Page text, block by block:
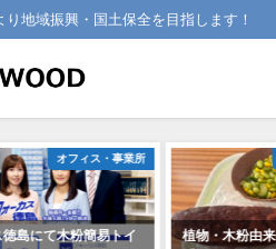
地域振興・国土保全を目指します！
オフィス・事業所
て木粉簡易トイ
公共
植物・木粉由来の食